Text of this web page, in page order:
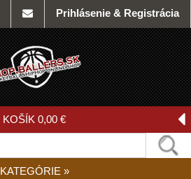
Prihlásenie & Registrácia
KOŠÍK 0,00 €
KATEGÓRIE »